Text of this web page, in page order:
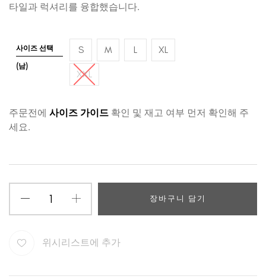
타일과 럭셔리를 융합했습니다.
사이즈 선택
(남)
S M L XL
XXL
주문전에 사이즈 가이드 확인 및 재고 여부 먼저 확인해 주
세요.
장바구니 담기
위시리스트에 추가